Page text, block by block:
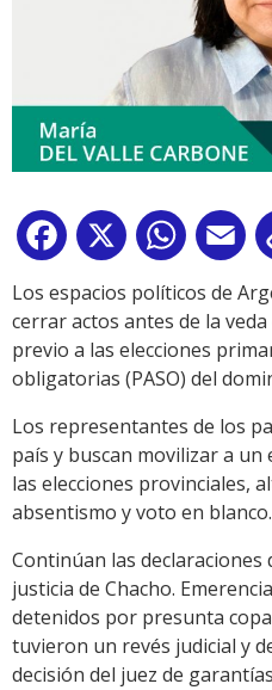
Facebook
X
Los espacios políticos de
cerrar actos antes de la
previo a las elecciones
obligatorias (PASO) del
Los representantes de los
país y buscan movilizar a
las elecciones provinciales,
absentismo y voto en blanco.
Continúan las declaraciones
justicia de Chacho.
detenidos por presunta
tuvieron un revés judicial y
decisión del juez de